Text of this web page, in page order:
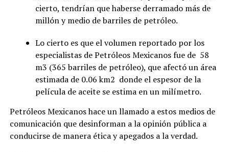
cierto, tendrían que haberse derramado más de
millón y medio de barriles de petróleo.
Lo cierto es que el volumen reportado por los
especialistas de Petróleos Mexicanos fue de 58
m3 (365 barriles de petróleo), que afectó un área
estimada de 0.06 km2 donde el espesor de la
película de aceite se estima en un milímetro.
Petróleos Mexicanos hace un llamado a estos medios de
comunicación que desinforman a la opinión pública a
conducirse de manera ética y apegados a la verdad.